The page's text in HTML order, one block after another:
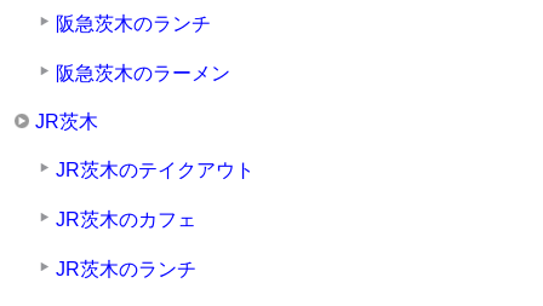
阪急茨木のランチ
阪急茨木のラーメン
JR茨木
JR茨木のテイクアウト
JR茨木のカフェ
JR茨木のランチ